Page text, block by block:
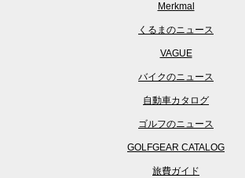
Merkmal
くるまのニュース
VAGUE
バイクのニュース
自動車カタログ
ゴルフのニュース
GOLFGEAR CATALOG
旅費ガイド